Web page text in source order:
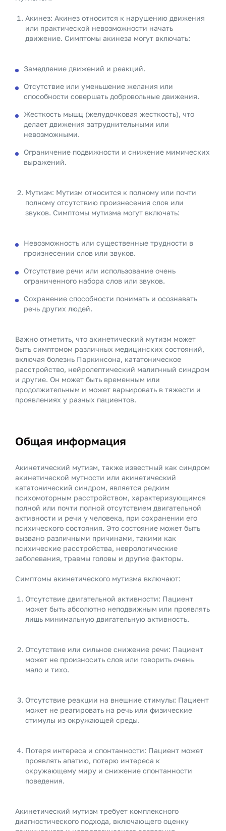
Акинез: Акинез относится к нарушению движения
или практической невозможности начать
движение. Симптомы акинеза могут включать:
Замедление движений и реакций.
Отсутствие или уменьшение желания или
способности совершать добровольные движения.
Жесткость мышц (желудочковая жесткость), что
делает движения затруднительными или
невозможными.
Ограничение подвижности и снижение мимических
выражений.
Мутизм: Мутизм относится к полному или почти
полному отсутствию произнесения слов или
звуков. Симптомы мутизма могут включать:
Невозможность или существенные трудности в
произнесении слов или звуков.
Отсутствие речи или использование очень
ограниченного набора слов или звуков.
Сохранение способности понимать и осознавать
речь других людей.
Важно отметить, что акинетический мутизм может
быть симптомом различных медицинских состояний,
включая болезнь Паркинсона, кататоническое
расстройство, нейролептический малигнный синдром
и другие. Он может быть временным или
продолжительным и может варьировать в тяжести и
проявлениях у разных пациентов.
Общая информация
Акинетический мутизм, также известный как синдром
акинетической мутности или акинетический
кататонический синдром, является редким
психомоторным расстройством, характеризующимся
полной или почти полной отсутствием двигательной
активности и речи у человека, при сохранении его
психического состояния. Это состояние может быть
вызвано различными причинами, такими как
психические расстройства, неврологические
заболевания, травмы головы и другие факторы.
Симптомы акинетического мутизма включают:
Отсутствие двигательной активности: Пациент
может быть абсолютно неподвижным или проявлять
лишь минимальную двигательную активность.
Отсутствие или сильное снижение речи: Пациент
может не произносить слов или говорить очень
мало и тихо.
Отсутствие реакции на внешние стимулы: Пациент
может не реагировать на речь или физические
стимулы из окружающей среды.
Потеря интереса и спонтанности: Пациент может
проявлять апатию, потерю интереса к
окружающему миру и снижение спонтанности
поведения.
Акинетический мутизм требует комплексного
диагностического подхода, включающего оценку